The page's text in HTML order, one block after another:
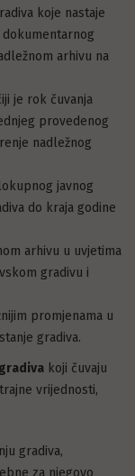
koje nastaje
arhivu na
je rok čuvanja
provedenog
nadležnog
javnog
do kraja godine
arhivu u uvjetima
gradivu i
promjenama u
gradiva.
koji čuvaju
vrijednosti,
gradiva,
za njegovo